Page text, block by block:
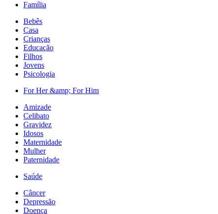
Família
Bebês
Casa
Crianças
Educação
Filhos
Jovens
Psicologia
For Her &amp; For Him
Amizade
Celibato
Gravidez
Idosos
Maternidade
Mulher
Paternidade
Saúde
Câncer
Depressão
Doença